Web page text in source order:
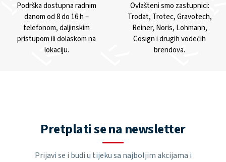
Podrška dostupna radnim
danom od 8 do 16 h –
telefonom, daljinskim
pristupom ili dolaskom na
lokaciju.
Ovlašteni smo zastupnici:
Trodat, Trotec, Gravotech,
Reiner, Noris, Lohmann,
Cosign i drugih vodećih
brendova.
Pretplati se na newsletter
Prijavi se i budi u tijeku sa najboljim akcijama i